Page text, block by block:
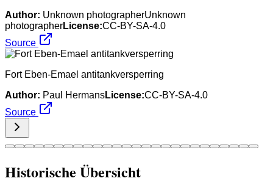
Author: Unknown photographerUnknown
photographerLicense:CC-BY-SA-4.0
Source
Fort Eben-Emael antitankversperring
Author: Paul HermansLicense:CC-BY-SA-4.0
Source
Historische Übersicht